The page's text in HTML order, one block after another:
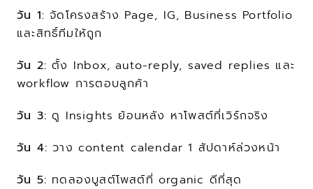
วัน 1: จัดโครงสร้าง Page, IG, Business Portfolio
และสิทธิ์ทีมให้ถูก
วัน 2: ตั้ง Inbox, auto-reply, saved replies และ
workflow การตอบลูกค้า
วัน 3: ดู Insights ย้อนหลัง หาโพสต์ที่เวิร์กจริง
วัน 4: วาง content calendar 1 สัปดาห์ล่วงหน้า
วัน 5: ทดลองบูสต์โพสต์ที่ organic ดีที่สุด